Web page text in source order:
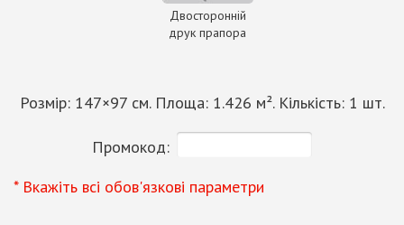
Двосторонній
друк прапора
Розмір: 147×97см. Площа: 1.426 м². Кількість: 1 шт.
Промокод:
* Вкажіть всі обов'язкові параметри